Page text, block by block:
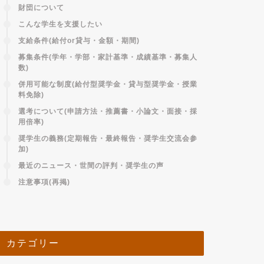
財団について
こんな学生を支援したい
支給条件(給付or貸与・金額・期間)
募集条件(学年・学部・家計基準・成績基準・募集人
数)
併用可能な制度(給付型奨学金・貸与型奨学金・授業
料免除)
選考について(申請方法・推薦書・小論文・面接・採
用倍率)
奨学生の義務(定期報告・最終報告・奨学生交流会参
加)
最近のニュース・世間の評判・奨学生の声
注意事項(再掲)
カテゴリー